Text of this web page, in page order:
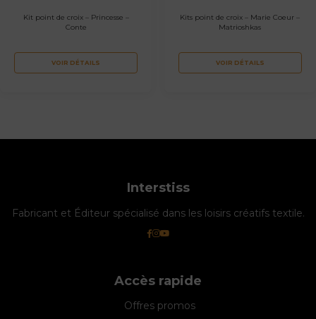
Kit point de croix – Princesse –
Conte
VOIR DÉTAILS
Kits point de croix – Marie Coeur –
Matrioshkas
VOIR DÉTAILS
Interstiss
Fabricant et Éditeur spécialisé dans les loisirs créatifs textile.
Accès rapide
Offres promos